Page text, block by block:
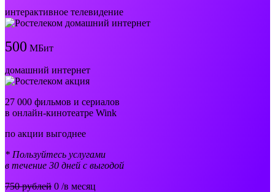
интерактивное телевидение
500 МБит
домашний интернет
27 000 фильмов и сериалов
в онлайн-кинотеатре Wink
по акции выгоднее
* Пользуйтесь услугами
в течение 30 дней с выгодой
750 рублей 0 /в месяц